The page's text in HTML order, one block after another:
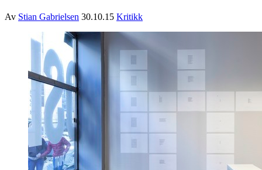
Av Stian Gabrielsen 30.10.15 Kritikk